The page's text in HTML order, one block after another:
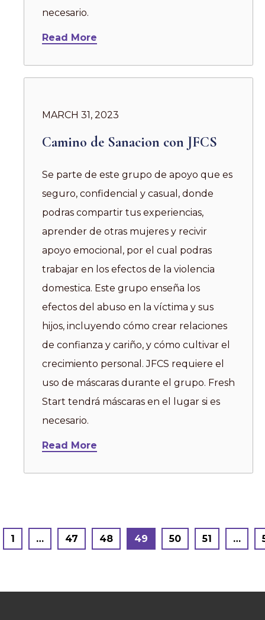
necesario.
Read More
MARCH 31, 2023
Camino de Sanacion con JFCS
Se parte de este grupo de apoyo que es
seguro, confidencial y casual, donde
podras compartir tus experiencias,
aprender de otras mujeres y recivir
apoyo emocional, por el cual podras
trabajar en los efectos de la violencia
domestica. Este grupo enseña los
efectos del abuso en la víctima y sus
hijos, incluyendo cómo crear relaciones
de confianza y cariño, y cómo cultivar el
crecimiento personal. JFCS requiere el
uso de máscaras durante el grupo. Fresh
Start tendrá máscaras en el lugar si es
necesario.
Read More
Posts
1 … 47 48 49 50 51 …